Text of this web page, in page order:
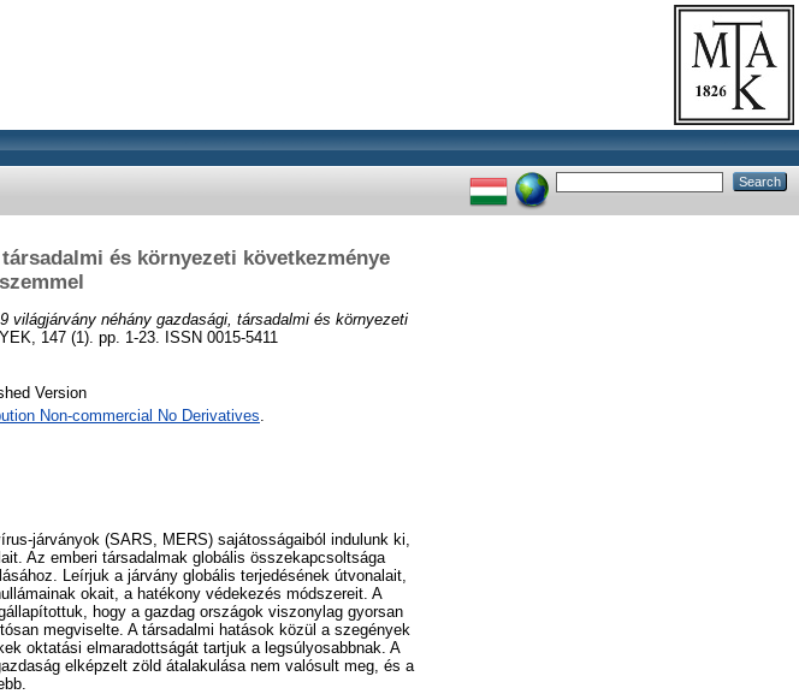
és környezeti következménye
világjárvány néhány gazdasági, társadalmi és környezeti
147 (1). pp. 1-23. ISSN 0015-5411
Version
Non-commercial No Derivatives.
járványok (SARS, MERS) sajátosságaiból indulunk ki,
Az emberi társadalmak globális összekapcsoltsága
Leírjuk a járvány globális terjedésének útvonalait,
okait, a hatékony védekezés módszereit. A
hogy a gazdag országok viszonylag gyorsan
megviselte. A társadalmi hatások közül a szegények
oktatási elmaradottságát tartjuk a legsúlyosabbnak. A
elképzelt zöld átalakulása nem valósult meg, és a